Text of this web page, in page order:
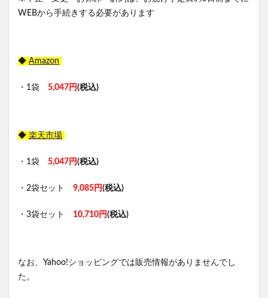
WEBから手続きする必要があります
◆ Amazon
・1袋 5,047円(税込)
◆ 楽天市場
・1袋 5,047円(税込)
・2袋セット 9,085円(税込)
・3袋セット 10,710円(税込)
なお、Yahoo!ショッピングでは販売情報がありませんでし
た。